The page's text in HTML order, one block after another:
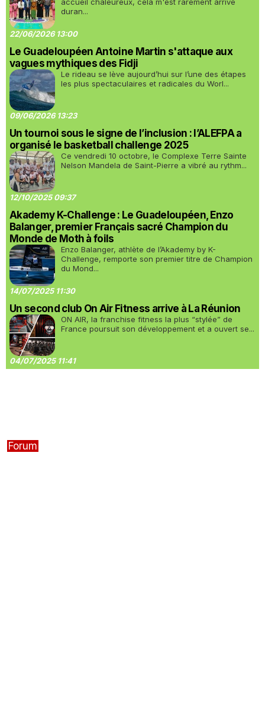
duran...
22/06/2026 13:00
Le Guadeloupéen Antoine Martin s'attaque aux
vagues mythiques des Fidji
Le rideau se lève aujourd’hui sur l’une des étapes
les plus spectaculaires et radicales du Worl...
09/06/2026 13:23
Un tournoi sous le signe de l’inclusion : l’ALEFPA a
organisé le basketball challenge 2025
Ce vendredi 10 octobre, le Complexe Terre Sainte
Nelson Mandela de Saint-Pierre a vibré au rythm...
12/10/2025 09:37
Akademy K-Challenge : Le Guadeloupéen, Enzo
Balanger, premier Français sacré Champion du
Monde de Moth à foils
Enzo Balanger, athlète de l’Akademy by K-
Challenge, remporte son premier titre de Champion
du Mond...
14/07/2025 11:30
Un second club On Air Fitness arrive à La Réunion
ON AIR, la franchise fitness la plus “stylée” de
France poursuit son développement et a ouvert se...
04/07/2025 11:41
Forum